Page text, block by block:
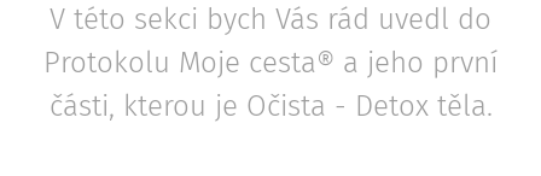
V této sekci bych Vás rád uvedl do
Protokolu Moje cesta® a jeho první
části, kterou je Očista - Detox těla.